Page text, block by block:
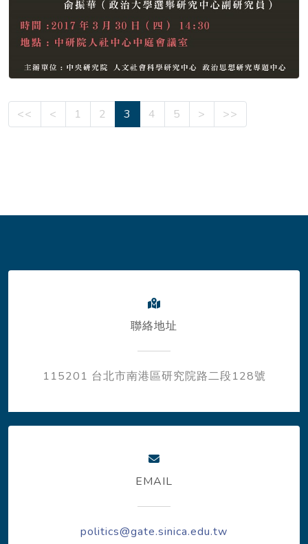
<< < 1 2 3 4 5 > >>
聯絡地址
115201 台北市南港區研究院路二段128號
EMAIL
politics@gate.sinica.edu.tw